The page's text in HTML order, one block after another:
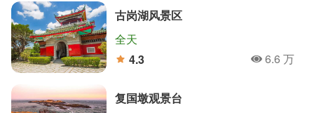
古岗湖风景区
全天
4.3
人氣6.6 万
复国墩观景台